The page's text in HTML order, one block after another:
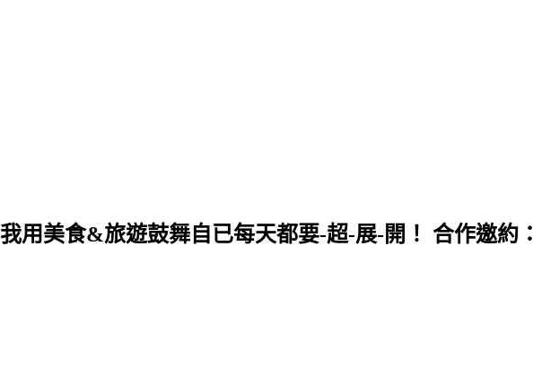
用美食&旅遊鼓舞自已每天都要-超-展-開！ 合作邀約：